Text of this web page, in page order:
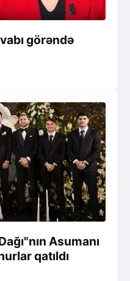
görəndə
Asumanı
qatıldı